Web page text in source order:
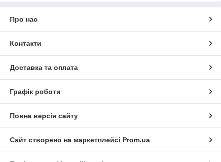
Про нас
Контакти
Доставка та оплата
Графік роботи
Повна версія сайту
Сайт створено на маркетплейсі Prom.ua